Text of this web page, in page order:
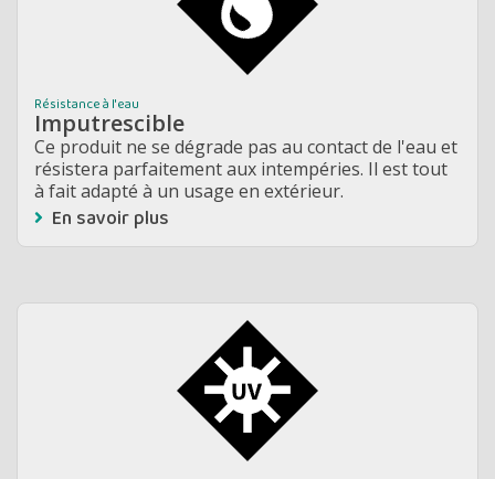
Résistance à l'eau
Imputrescible
Ce produit ne se dégrade pas au contact de l'eau et
résistera parfaitement aux intempéries. Il est tout
à fait adapté à un usage en extérieur.
En savoir plus